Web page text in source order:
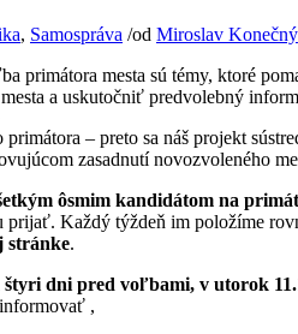
, Samospráva /od Miroslav Konečný
primátora mesta sú témy, ktoré
a uskutočniť predvolebný
– preto sa náš projekt
zasadnutí novozvoleného
ôsmim kandidátom na
prijať. Každý týždeň im položíme
stránke.
štyri dni pred voľbami, v utorok
,